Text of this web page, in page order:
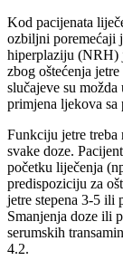
Kod pacijenata
ozbiljni poremećaji
hiperplaziju (NRH)
zbog oštećenja
slučajeve su
primjena ljekova sa
Funkciju jetre treba
svake doze.
početku liječenja
predispoziciju za
jetre stepena 3-5 ili
Smanjenja doze ili
serumskih
4.2.